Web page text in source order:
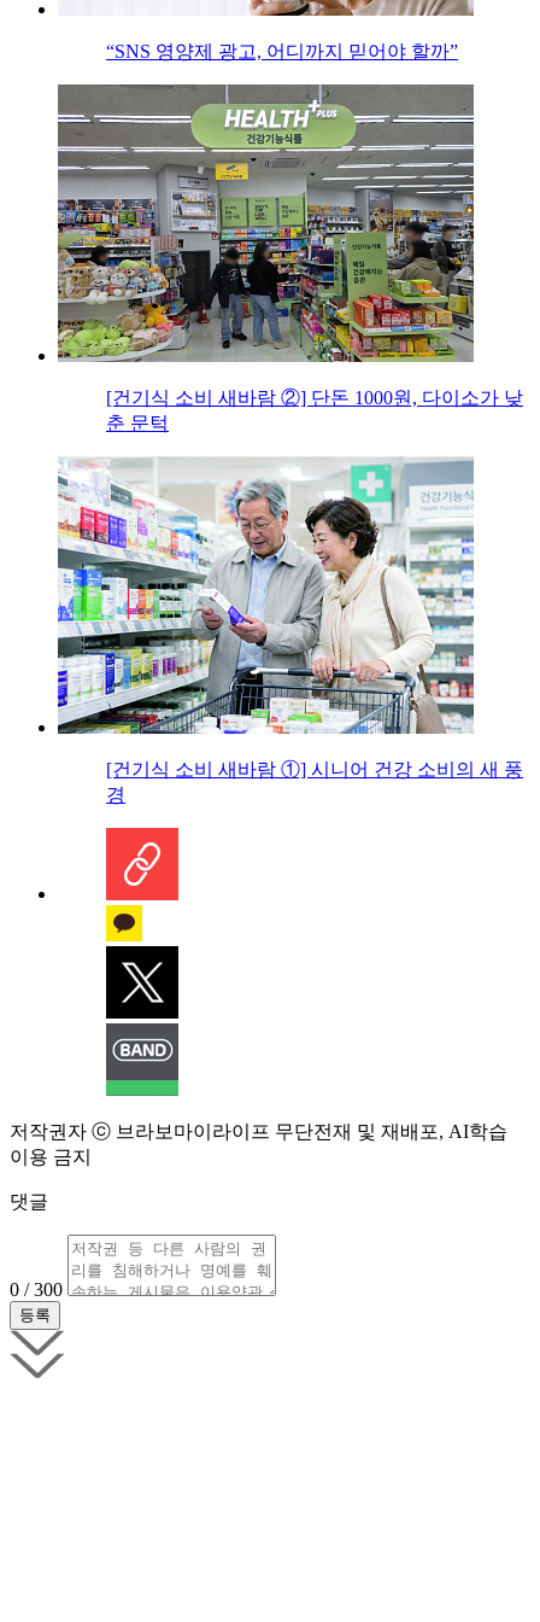
“SNS 영양제 광고, 어디까지 믿어야 할까”
[건기식 소비 새바람 ②] 단돈 1000원, 다이소가 낮
춘 문턱
[건기식 소비 새바람 ①] 시니어 건강 소비의 새 풍
경
저작권자 ⓒ 브라보마이라이프 무단전재 및 재배포, AI학습
이용 금지
댓글
0 / 300